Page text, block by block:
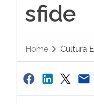
sfide
Home Cultura